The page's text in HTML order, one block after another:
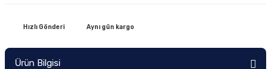
Hızlı Gönderi Aynı gün kargo
Ürün Bilgisi